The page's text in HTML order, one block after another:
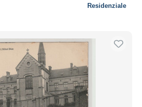
Residenziale